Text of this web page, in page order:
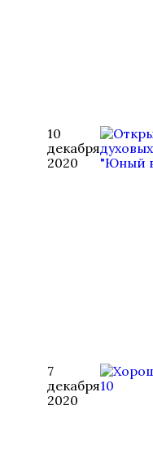
10
декабря
2020
7
декабря
2020